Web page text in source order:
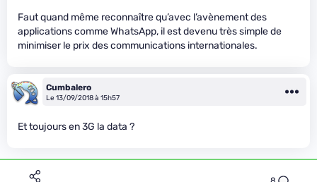
Faut quand même reconnaître qu’avec l’avènement des
applications comme WhatsApp, il est devenu très simple de
minimiser le prix des communications internationales.
Cumbalero
Le 13/09/2018 à 15h57
Et toujours en 3G la data ?